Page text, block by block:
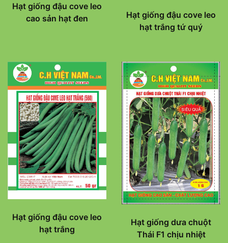
Hạt giống đậu cove leo
cao sản hạt đen
Hạt giống đậu cove leo
hạt trắng tứ quý
Hạt giống đậu cove leo
hạt trắng
Hạt giống dưa chuột
Thái F1 chịu nhiệt